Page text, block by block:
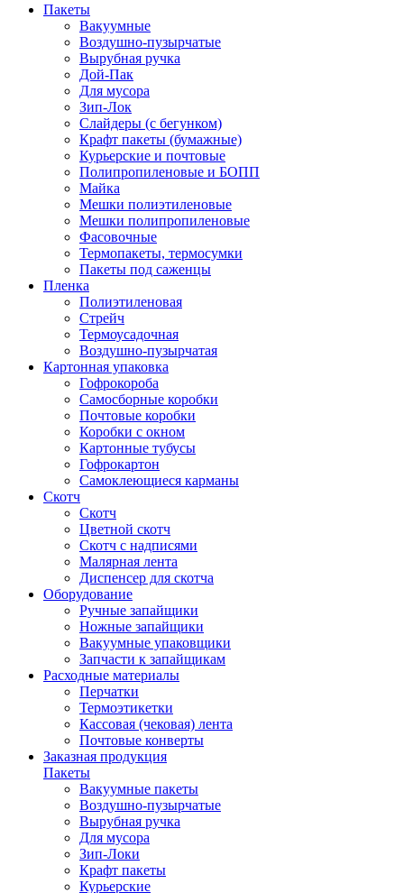
Пакеты
Вакуумные
Воздушно-пузырчатые
Вырубная ручка
Дой-Пак
Для мусора
Зип-Лок
Слайдеры (с бегунком)
Крафт пакеты (бумажные)
Курьерские и почтовые
Полипропиленовые и БОПП
Майка
Мешки полиэтиленовые
Мешки полипропиленовые
Фасовочные
Термопакеты, термосумки
Пакеты под саженцы
Пленка
Полиэтиленовая
Стрейч
Термоусадочная
Воздушно-пузырчатая
Картонная упаковка
Гофрокороба
Самосборные коробки
Почтовые коробки
Коробки с окном
Картонные тубусы
Гофрокартон
Самоклеющиеся карманы
Скотч
Скотч
Цветной скотч
Скотч с надписями
Малярная лента
Диспенсер для скотча
Оборудование
Ручные запайщики
Ножные запайщики
Вакуумные упаковщики
Запчасти к запайщикам
Расходные материалы
Перчатки
Термоэтикетки
Кассовая (чековая) лента
Почтовые конверты
Заказная продукция
Пакеты
Вакуумные пакеты
Воздушно-пузырчатые
Вырубная ручка
Для мусора
Зип-Локи
Крафт пакеты
Курьерские